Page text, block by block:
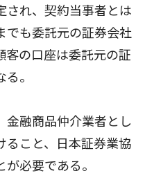
され、契約当事者とは
でも委託元の証券会社
客の口座は委託元の証
。
金融商品仲介業者とし
ること、日本証券業協
必要である。